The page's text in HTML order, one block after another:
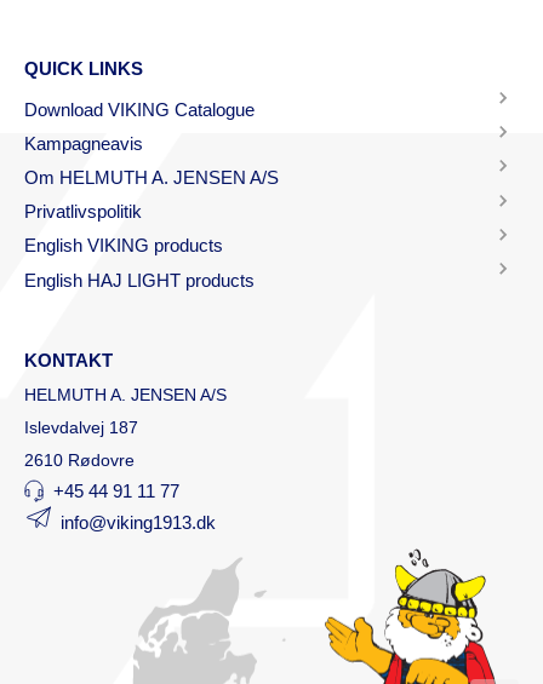
QUICK LINKS
Download VIKING Catalogue
Kampagneavis
Om HELMUTH A. JENSEN A/S
Privatlivspolitik
English VIKING products
English HAJ LIGHT products
KONTAKT
HELMUTH A. JENSEN A/S
Islevdalvej 187
2610 Rødovre
+45 44 91 11 77
info@viking1913.dk